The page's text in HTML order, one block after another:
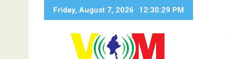
Friday, August 7, 2026 12:30:30 PM